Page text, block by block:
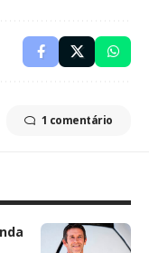
1 comentário